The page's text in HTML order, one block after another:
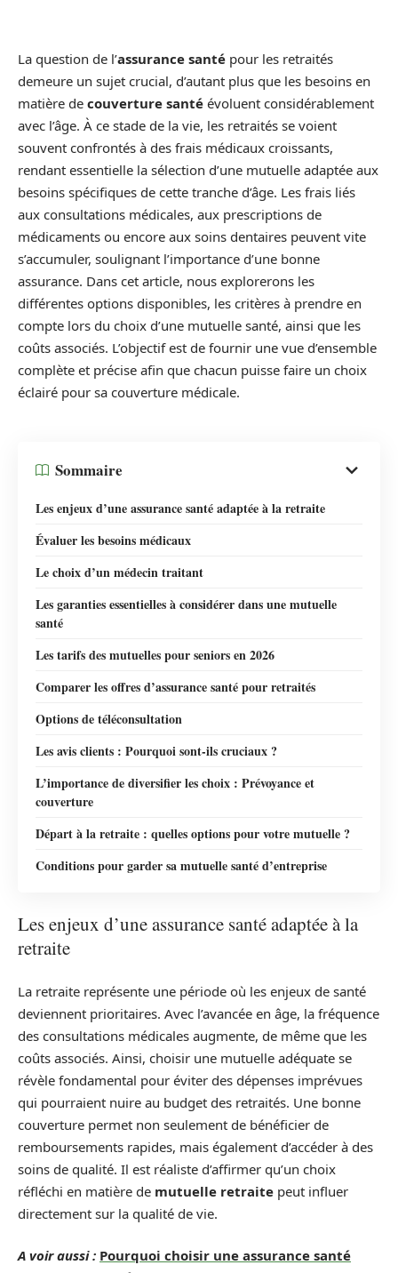
La question de l’assurance santé pour les retraités
demeure un sujet crucial, d’autant plus que les besoins en
matière de couverture santé évoluent considérablement
avec l’âge. À ce stade de la vie, les retraités se voient
souvent confrontés à des frais médicaux croissants,
rendant essentielle la sélection d’une mutuelle adaptée aux
besoins spécifiques de cette tranche d’âge. Les frais liés
aux consultations médicales, aux prescriptions de
médicaments ou encore aux soins dentaires peuvent vite
s’accumuler, soulignant l’importance d’une bonne
assurance. Dans cet article, nous explorerons les
différentes options disponibles, les critères à prendre en
compte lors du choix d’une mutuelle santé, ainsi que les
coûts associés. L’objectif est de fournir une vue d’ensemble
complète et précise afin que chacun puisse faire un choix
éclairé pour sa couverture médicale.
Sommaire
Les enjeux d’une assurance santé adaptée à la retraite
Évaluer les besoins médicaux
Le choix d’un médecin traitant
Les garanties essentielles à considérer dans une mutuelle
santé
Les tarifs des mutuelles pour seniors en 2026
Comparer les offres d’assurance santé pour retraités
Options de téléconsultation
Les avis clients : Pourquoi sont-ils cruciaux ?
L’importance de diversifier les choix : Prévoyance et
couverture
Départ à la retraite : quelles options pour votre mutuelle ?
Conditions pour garder sa mutuelle santé d’entreprise
Les enjeux d’une assurance santé adaptée à la
retraite
La retraite représente une période où les enjeux de santé
deviennent prioritaires. Avec l’avancée en âge, la fréquence
des consultations médicales augmente, de même que les
coûts associés. Ainsi, choisir une mutuelle adéquate se
révèle fondamental pour éviter des dépenses imprévues
qui pourraient nuire au budget des retraités. Une bonne
couverture permet non seulement de bénéficier de
remboursements rapides, mais également d’accéder à des
soins de qualité. Il est réaliste d’affirmer qu’un choix
réfléchi en matière de mutuelle retraite peut influer
directement sur la qualité de vie.
A voir aussi : Pourquoi choisir une assurance santé